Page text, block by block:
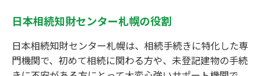
日本相続知財センター札幌の役割
日本相続知財センター札幌は、相続手続きに特化した専
門機関で、初めて相続に関わる方や、未登記建物の手続